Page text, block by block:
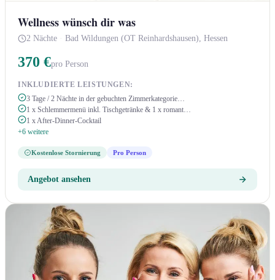
Wellness wünsch dir was
2 Nächte · Bad Wildungen (OT Reinhardshausen), Hessen
370 €pro Person
INKLUDIERTE LEISTUNGEN:
3 Tage / 2 Nächte in der gebuchten Zimmerkategorie…
1 x Schlemmermenü inkl. Tischgetränke & 1 x romant…
1 x After-Dinner-Cocktail
+6 weitere
Kostenlose Stornierung Pro Person
Angebot ansehen